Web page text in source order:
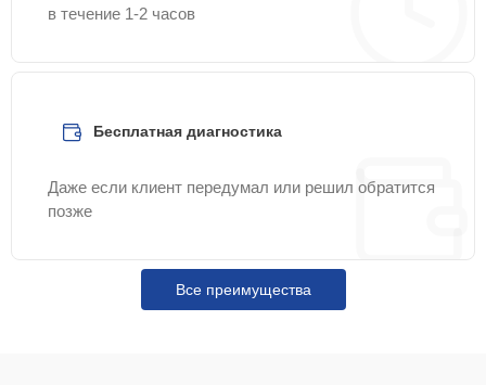
в течение 1-2 часов
Бесплатная диагностика
Даже если клиент передумал или решил обратится
позже
Все преимущества